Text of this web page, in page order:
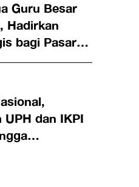
Guru Besar
Hadirkan
bagi Pasar
dan IKPI